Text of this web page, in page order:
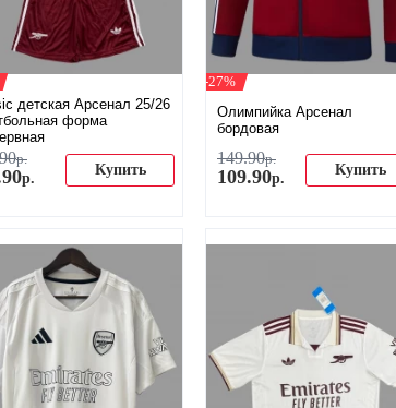
детская Арсенал 25/26
форма
90р.
90р. Купить
-27%
Олимпийка Арсенал
бордовая
149.90р.
109.90р. Купить